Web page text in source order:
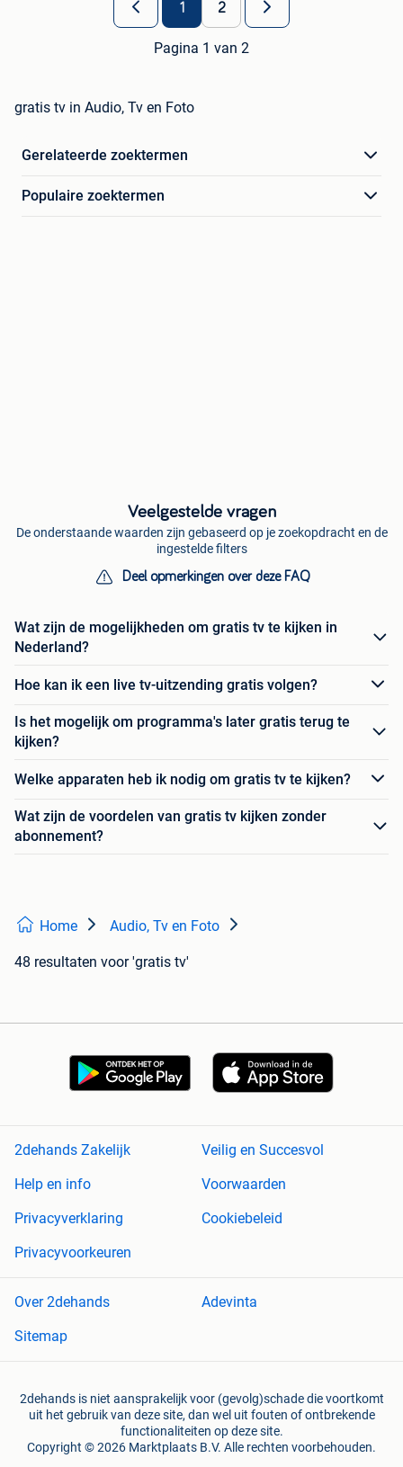
1 2
Pagina 1 van 2
gratis tv in Audio, Tv en Foto
Gerelateerde zoektermen
Populaire zoektermen
Veelgestelde vragen
De onderstaande waarden zijn gebaseerd op je zoekopdracht en de
ingestelde filters
Deel opmerkingen over deze FAQ
Wat zijn de mogelijkheden om gratis tv te kijken in
Nederland?
Hoe kan ik een live tv-uitzending gratis volgen?
Is het mogelijk om programma's later gratis terug te
kijken?
Welke apparaten heb ik nodig om gratis tv te kijken?
Wat zijn de voordelen van gratis tv kijken zonder
abonnement?
Home Audio, Tv en Foto
48 resultaten voor 'gratis tv'
2dehands Zakelijk
Veilig en Succesvol
Help en info
Voorwaarden
Privacyverklaring
Cookiebeleid
Privacyvoorkeuren
Over 2dehands
Adevinta
Sitemap
2dehands is niet aansprakelijk voor (gevolg)schade die voortkomt
uit het gebruik van deze site, dan wel uit fouten of ontbrekende
functionaliteiten op deze site.
Copyright © 2026 Marktplaats B.V. Alle rechten voorbehouden.